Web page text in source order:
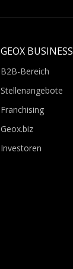
GEOX BUSINESS
B2B-Bereich
Stellenangebote
Franchising
Geox.biz
Investoren